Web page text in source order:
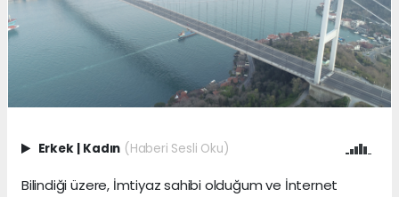
Erkek | Kadın (Haberi Sesli Oku)
Bilindiği üzere, İmtiyaz sahibi olduğum ve İnternet